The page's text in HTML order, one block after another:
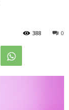
0
388